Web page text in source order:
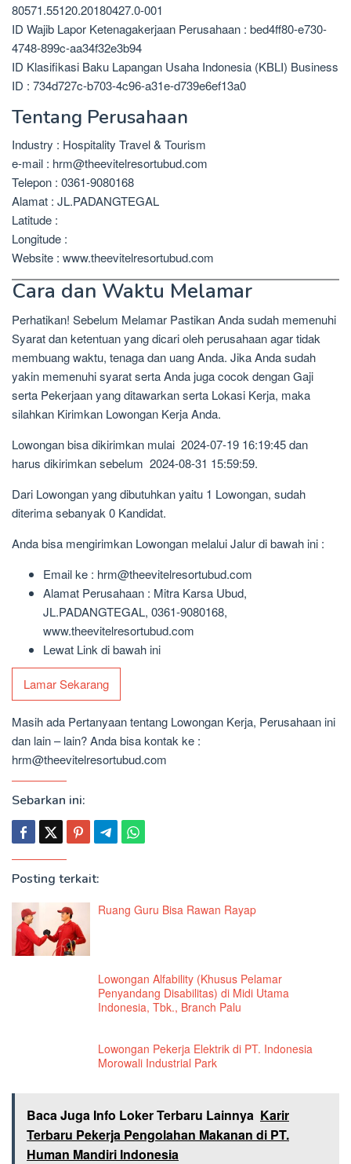
80571.55120.20180427.0-001
ID Wajib Lapor Ketenagakerjaan Perusahaan : bed4ff80-e730-
4748-899c-aa34f32e3b94
ID Klasifikasi Baku Lapangan Usaha Indonesia (KBLI) Business
ID : 734d727c-b703-4c96-a31e-d739e6ef13a0
Tentang Perusahaan
Industry : Hospitality Travel & Tourism
e-mail : hrm@theevitelresortubud.com
Telepon : 0361-9080168
Alamat : JL.PADANGTEGAL
Latitude :
Longitude :
Website : www.theevitelresortubud.com
Cara dan Waktu Melamar
Perhatikan! Sebelum Melamar Pastikan Anda sudah memenuhi
Syarat dan ketentuan yang dicari oleh perusahaan agar tidak
membuang waktu, tenaga dan uang Anda. Jika Anda sudah
yakin memenuhi syarat serta Anda juga cocok dengan Gaji
serta Pekerjaan yang ditawarkan serta Lokasi Kerja, maka
silahkan Kirimkan Lowongan Kerja Anda.
Lowongan bisa dikirimkan mulai 2024-07-19 16:19:45 dan
harus dikirimkan sebelum 2024-08-31 15:59:59.
Dari Lowongan yang dibutuhkan yaitu 1 Lowongan, sudah
diterima sebanyak 0 Kandidat.
Anda bisa mengirimkan Lowongan melalui Jalur di bawah ini :
Email ke : hrm@theevitelresortubud.com
Alamat Perusahaan : Mitra Karsa Ubud,
JL.PADANGTEGAL, 0361-9080168,
www.theevitelresortubud.com
Lewat Link di bawah ini
Lamar Sekarang
Masih ada Pertanyaan tentang Lowongan Kerja, Perusahaan ini
dan lain – lain? Anda bisa kontak ke :
hrm@theevitelresortubud.com
Sebarkan ini:
Posting terkait:
Ruang Guru Bisa Rawan Rayap
Lowongan Alfability (Khusus Pelamar
Penyandang Disabilitas) di Midi Utama
Indonesia, Tbk., Branch Palu
Lowongan Pekerja Elektrik di PT. Indonesia
Morowali Industrial Park
Baca Juga Info Loker Terbaru Lainnya Karir
Terbaru Pekerja Pengolahan Makanan di PT.
Human Mandiri Indonesia